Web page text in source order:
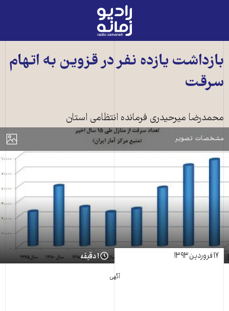
رادیو
زمانه
به
صفحه
بازداشت یازده نفر در قزوین به اتهام
سرقت
محمدرضا میرحیدری فرمانده انتظامی استان
نمایش
مشخصات تصویر
ایرانآمار سرقت از منازل
۱۷ فروردین ۱۳۹۳ ۱ دقیقه
آگهی